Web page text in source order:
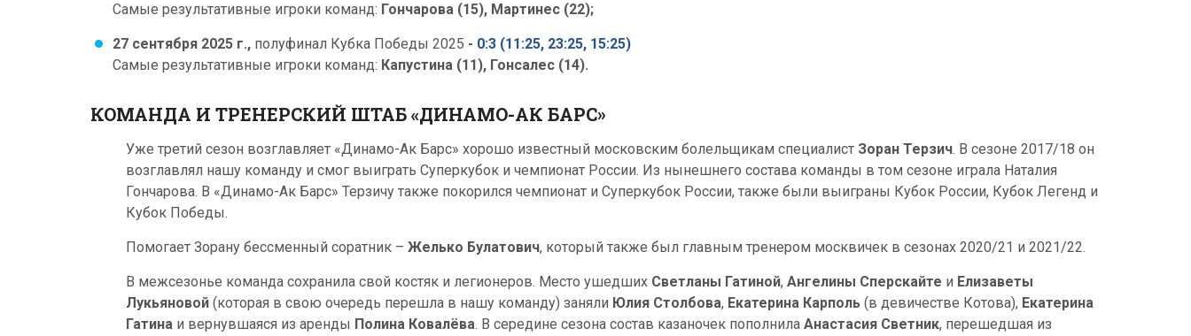
Самые результативные игроки команд: Гончарова (15), Мартинес (22);
27 сентября 2025 г., полуфинал Кубка Победы 2025 - 0:3 (11:25, 23:25, 15:25)
Самые результативные игроки команд: Капустина (11), Гонсалес (14).
КОМАНДА И ТРЕНЕРСКИЙ ШТАБ «ДИНАМО-АК БАРС»
Уже третий сезон возглавляет «Динамо-Ак Барс» хорошо известный московским болельщикам специалист Зоран Терзич. В сезоне 2017/18 он
возглавлял нашу команду и смог выиграть Суперкубок и чемпионат России. Из нынешнего состава команды в том сезоне играла Наталия
Гончарова. В «Динамо-Ак Барс» Терзичу также покорился чемпионат и Суперкубок России, также были выиграны Кубок России, Кубок Легенд и
Кубок Победы.
Помогает Зорану бессменный соратник – Желько Булатович, который также был главным тренером москвичек в сезонах 2020/21 и 2021/22.
В межсезонье команда сохранила свой костяк и легионеров. Место ушедших Светланы Гатиной, Ангелины Сперскайте и Елизаветы
Лукьяновой (которая в свою очередь перешла в нашу команду) заняли Юлия Столбова, Екатерина Карполь (в девичестве Котова), Екатерина
Гатина и вернувшаяся из аренды Полина Ковалёва. В середине сезона состав казаночек пополнила Анастасия Светник, перешедшая из